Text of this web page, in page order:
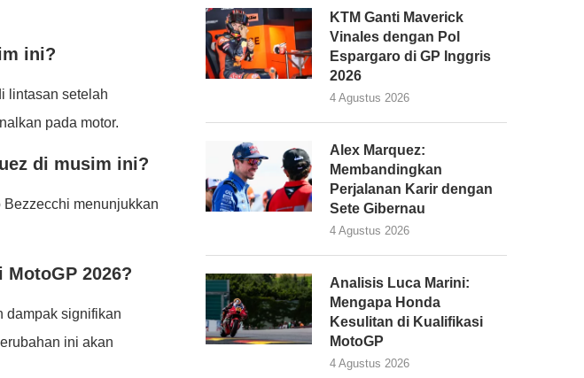
ini?
lintasan setelah
pada motor.
di musim ini?
menunjukkan
2026?
dampak signifikan
ini akan
KTM Ganti Maverick
Vinales dengan Pol
Espargaro di GP Inggris
2026
4 Agustus 2026
Alex Marquez:
Membandingkan
Perjalanan Karir dengan
Sete Gibernau
4 Agustus 2026
Analisis Luca Marini:
Mengapa Honda
Kesulitan di Kualifikasi
MotoGP
4 Agustus 2026